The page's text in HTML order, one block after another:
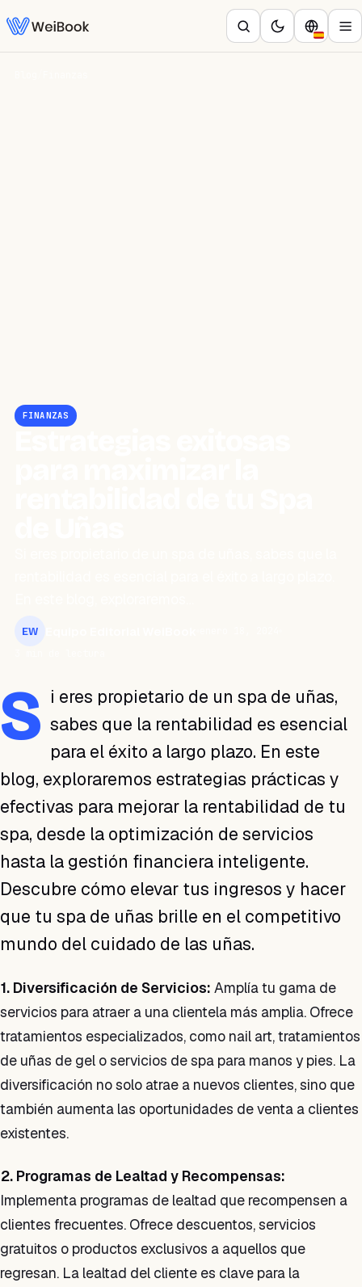
FINANZAS
EW
S i eres propietario de un spa de uñas,
sabes que la rentabilidad es esencial
para el éxito a largo plazo. En este
blog, exploraremos estrategias prácticas y
efectivas para mejorar la rentabilidad de tu
spa, desde la optimización de servicios
hasta la gestión financiera inteligente.
Descubre cómo elevar tus ingresos y hacer
que tu spa de uñas brille en el competitivo
mundo del cuidado de las uñas.
1. Diversificación de Servicios: Amplía tu gama de
servicios para atraer a una clientela más amplia. Ofrece
tratamientos especializados, como nail art, tratamientos
de uñas de gel o servicios de spa para manos y pies. La
diversificación no solo atrae a nuevos clientes, sino que
también aumenta las oportunidades de venta a clientes
existentes.
2. Programas de Lealtad y Recompensas:
Implementa programas de lealtad que recompensen a
clientes frecuentes. Ofrece descuentos, servicios
gratuitos o productos exclusivos a aquellos que
regresan. La lealtad del cliente es clave para la